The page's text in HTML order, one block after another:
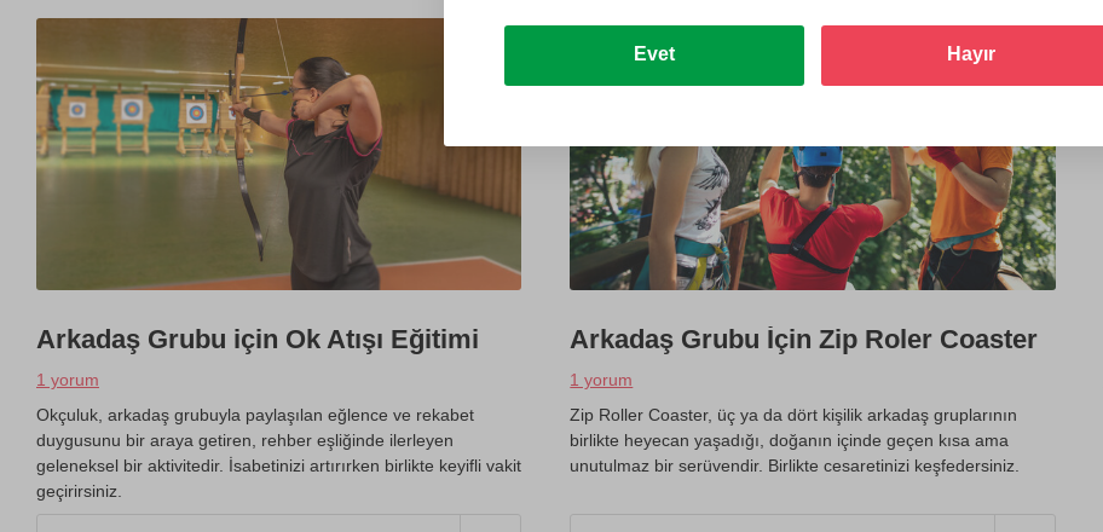
Arkadaş Grubu için Ok Atışı Eğitimi
1 yorum
Okçuluk, arkadaş grubuyla paylaşılan eğlence ve rekabet
duygusunu bir araya getiren, rehber eşliğinde ilerleyen
geleneksel bir aktivitedir. İsabetinizi artırırken birlikte keyifli vakit
geçirirsiniz.
Arkadaş Grubu İçin Zip Roler Coaster
1 yorum
Zip Roller Coaster, üç ya da dört kişilik arkadaş gruplarının
birlikte heyecan yaşadığı, doğanın içinde geçen kısa ama
unutulmaz bir serüvendir. Birlikte cesaretinizi keşfedersiniz.
Evet Hayır